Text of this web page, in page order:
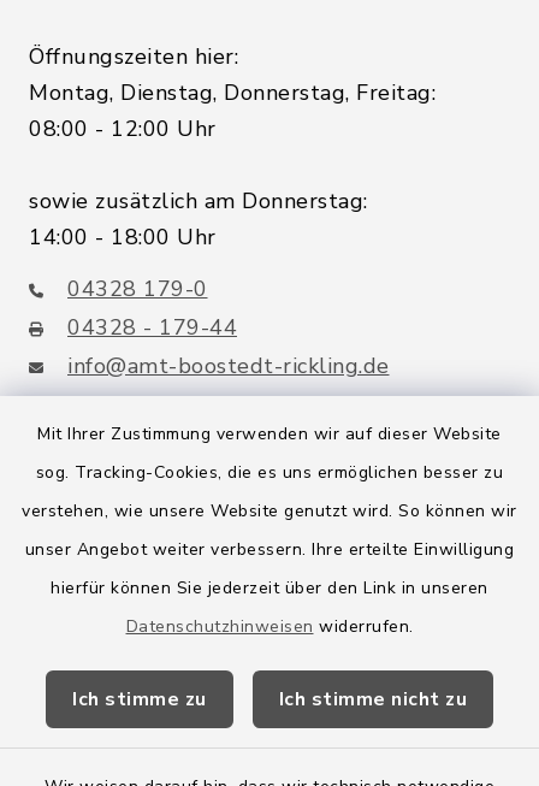
Mit Ihrer Zustimmung verwenden wir auf dieser Website
sog. Tracking-Cookies, die es uns ermöglichen besser zu
verstehen, wie unsere Website genutzt wird. So können wir
unser Angebot weiter verbessern. Ihre erteilte Einwilligung
hierfür können Sie jederzeit über den Link in unseren
Datenschutzhinweisen widerrufen.
Ich stimme zu Ich stimme nicht zu
Öffnungszeiten hier:
Montag, Dienstag, Donnerstag, Freitag:
08:00 - 12:00 Uhr
sowie zusätzlich am Donnerstag:
14:00 - 18:00 Uhr
04328 179-0
04328 - 179-44
info@amt-boostedt-rickling.de
Quicklinks
Amt Boostedt-Rickling
Amtsbroschüre
Wege-Zweckverband